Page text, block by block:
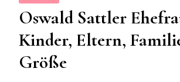
Oswald Sattler
Kinder, Eltern,
Größe